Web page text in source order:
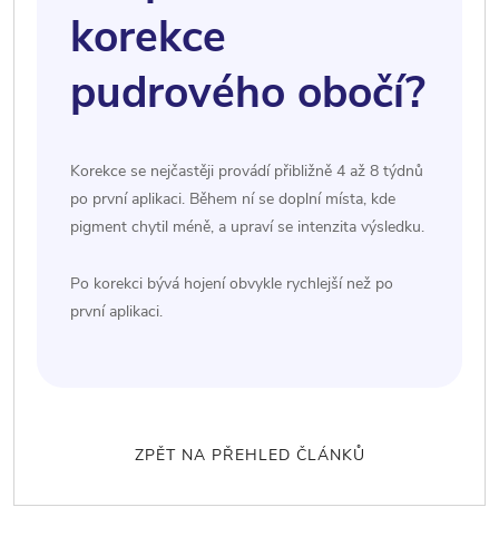
korekce
pudrového obočí?
Korekce se nejčastěji provádí přibližně 4 až 8 týdnů
po první aplikaci. Během ní se doplní místa, kde
pigment chytil méně, a upraví se intenzita výsledku.
Po korekci bývá hojení obvykle rychlejší než po
první aplikaci.
ZPĚT NA PŘEHLED ČLÁNKŮ